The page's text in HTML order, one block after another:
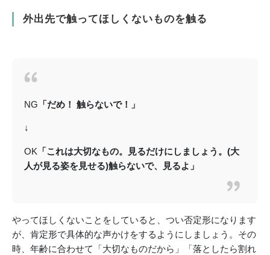
外出先で触ってほしくないものを触る
NG 「だめ！ 触らないで！」
↓
OK 「これは大切なもの。見るだけにしましょう。(大
人が見る姿を見せる)触らないで、見るよ」
やってほしくないことをしていると、つい否定形になります
が、肯定形で具体的な声かけをするようにしましょう。その
時、年齢に合わせて「大切なものだから」「落としたら割れ